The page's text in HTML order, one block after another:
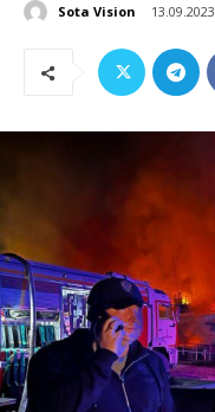
Sota Vision 13.09.2023